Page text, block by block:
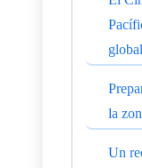
global
la
Un